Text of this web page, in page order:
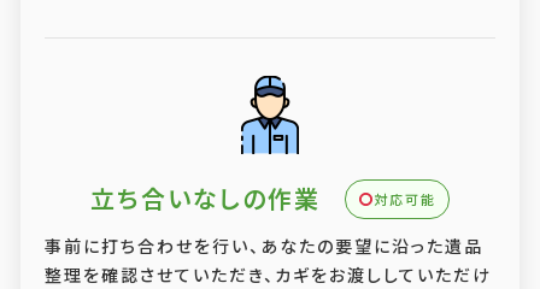
立ち合いなしの作業 対応可能
事前に打ち合わせを行い、あなたの要望に沿った遺品
整理を確認させていただき、カギをお渡ししていただけ